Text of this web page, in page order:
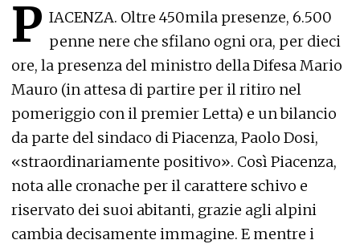
P IACENZA. Oltre 450mila presenze, 6.500
penne nere che sfilano ogni ora, per dieci
ore, la presenza del ministro della Difesa Mario
Mauro (in attesa di partire per il ritiro nel
pomeriggio con il premier Letta) e un bilancio
da parte del sindaco di Piacenza, Paolo Dosi,
«straordinariamente positivo». Così Piacenza,
nota alle cronache per il carattere schivo e
riservato dei suoi abitanti, grazie agli alpini
cambia decisamente immagine. E mentre i